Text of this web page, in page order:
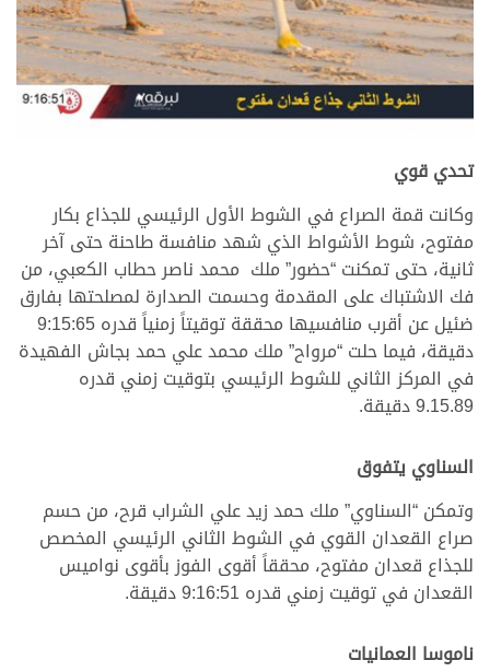
تحدي قوي
وكانت قمة الصراع في الشوط الأول الرئيسي للجذاع بكار
مفتوح، شوط الأشواط الذي شهد منافسة طاحنة حتى آخر
ثانية، حتى تمكنت “حضور” ملك محمد ناصر حطاب الكعبي، من
فك الاشتباك على المقدمة وحسمت الصدارة لمصلحتها بفارق
ضئيل عن أقرب منافسيها محققة توقيتاً زمنياً قدره 9:15:65
دقيقة، فيما حلت “مرواح” ملك محمد علي حمد بجاش الفهيدة
في المركز الثاني للشوط الرئيسي بتوقيت زمني قدره
9.15.89 دقيقة.
السناوي يتفوق
وتمكن “السناوي” ملك حمد زيد علي الشراب قرح، من حسم
صراع القعدان القوي في الشوط الثاني الرئيسي المخصص
للجذاع قعدان مفتوح، محققاً أقوى الفوز بأقوى نواميس
القعدان في توقيت زمني قدره 9:16:51 دقيقة.
ناموسا العمانيات